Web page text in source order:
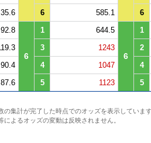
35.6 6 585.1 6
92.8
6
1 644.5
6
1
3 1243
2
90.4 4 1047
4
87.6 5 1123 5
の集計が完了した時点でのオッズを表示していま
によるオッズの変動は反映されません。